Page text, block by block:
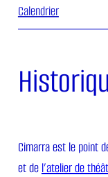
Calendrier
Cimarra est le point
et de l’atelier de